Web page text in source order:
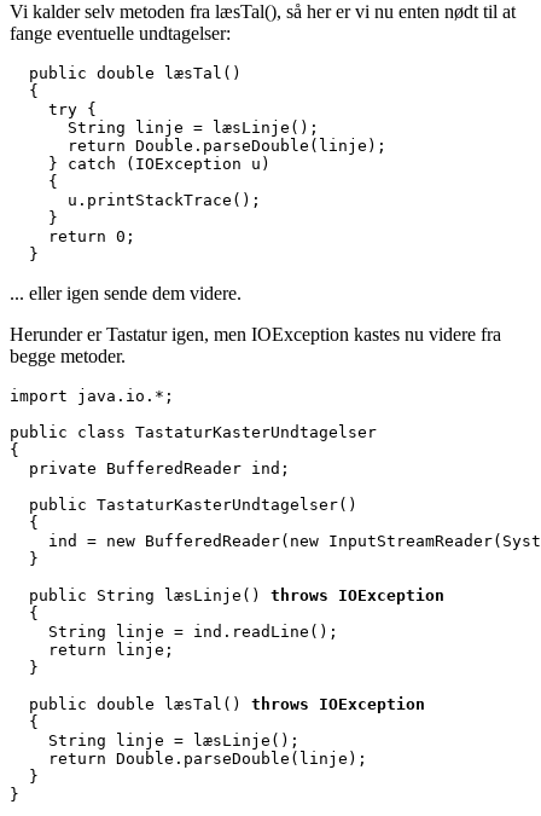
Vi kalder selv metoden fra læsTal(), så her er vi nu enten nødt til at
fange eventuelle undtagelser:
  public double læsTal()
  {
    try {
      String linje = læsLinje();
      return Double.parseDouble(linje);
    } catch (IOException u)
    {
      u.printStackTrace();
    }
    return 0;
  }
... eller igen sende dem videre.
Herunder er Tastatur igen, men IOException kastes nu videre fra
begge metoder.
import java.io.*;
public class TastaturKasterUndtagelser
{
  private BufferedReader ind;
  public TastaturKasterUndtagelser()
  {
ind = new BufferedReader(new
  }
  public String læsLinje()
throws IOException
  {
    String linje = ind.readLine();
    return linje;
  }
  public double læsTal()
throws IOException
  {
    String linje = læsLinje();
    return Double.parseDouble(linje);
  }
}